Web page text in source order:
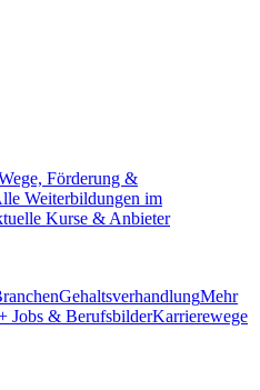
Förderung &
Weiterbildungen im
Kurse & Anbieter
GehaltsverhandlungMehr
Jobs & BerufsbilderKarrierewege